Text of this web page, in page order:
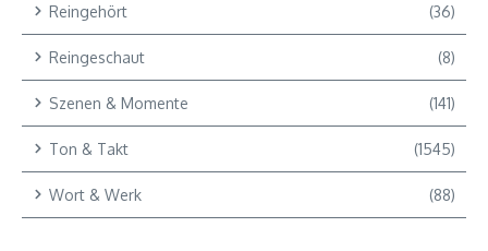
Reingehört (36)
Reingeschaut (8)
Szenen & Momente (141)
Ton & Takt (1545)
Wort & Werk (88)